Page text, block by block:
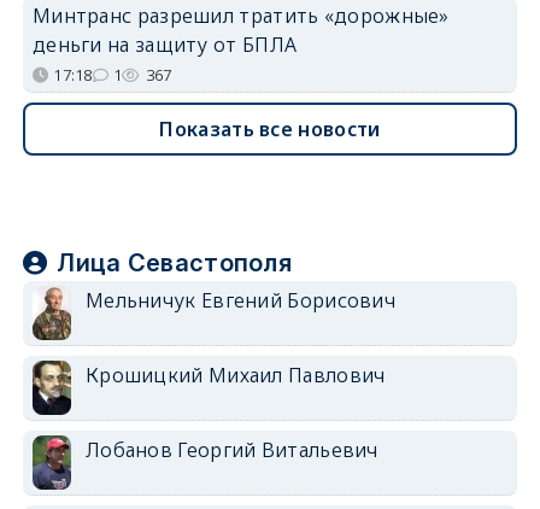
Минтранс разрешил тратить «дорожные»
деньги на защиту от БПЛА
17:18 1 367
Показать все новости
Лица Севастополя
Мельничук Евгений Борисович
Крошицкий Михаил Павлович
Лобанов Георгий Витальевич